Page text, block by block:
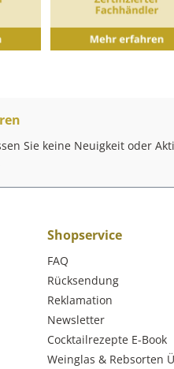
Sie keine Neuigkeit oder
Shopservice
FAQ
Rücksendung
Reklamation
Newsletter
Cocktailrezepte E-Book
Weinglas & Rebsorten